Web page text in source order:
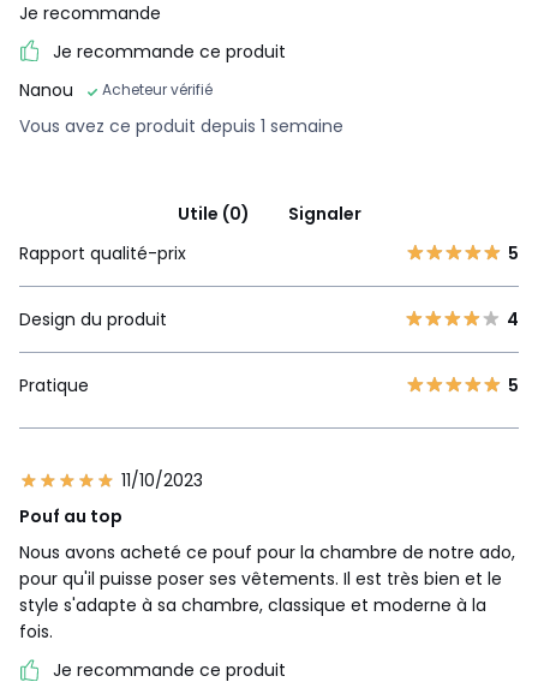
Je recommande
Je recommande ce produit
Nanou
Acheteur vérifié
Vous avez ce produit depuis 1 semaine
Utile (0)
Signaler
Rapport qualité-prix
5
Design du produit 4
Pratique 5
11/10/2023
Pouf au top
Nous avons acheté ce pouf pour la chambre de notre ado,
pour qu'il puisse poser ses vêtements. Il est très bien et le
style s'adapte à sa chambre, classique et moderne à la
fois.
Je recommande ce produit